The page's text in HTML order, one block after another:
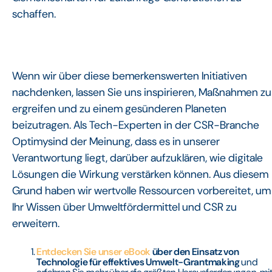
schaffen.
Wenn wir über diese bemerkenswerten Initiativen
nachdenken, lassen Sie uns inspirieren, Maßnahmen zu
ergreifen und zu einem gesünderen Planeten
beizutragen. Als Tech-Experten in der CSR-Branche
Optimysind der Meinung, dass es in unserer
Verantwortung liegt, darüber aufzuklären, wie digitale
Lösungen die Wirkung verstärken können. Aus diesem
Grund haben wir wertvolle Ressourcen vorbereitet, um
Ihr Wissen über Umweltfördermittel und CSR zu
erweitern.
Entdecken Sie unser eBooküber den Einsatz von
Technologie für effektives Umwelt-Grantmakingund